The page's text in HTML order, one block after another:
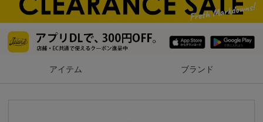
アイテム ブランド